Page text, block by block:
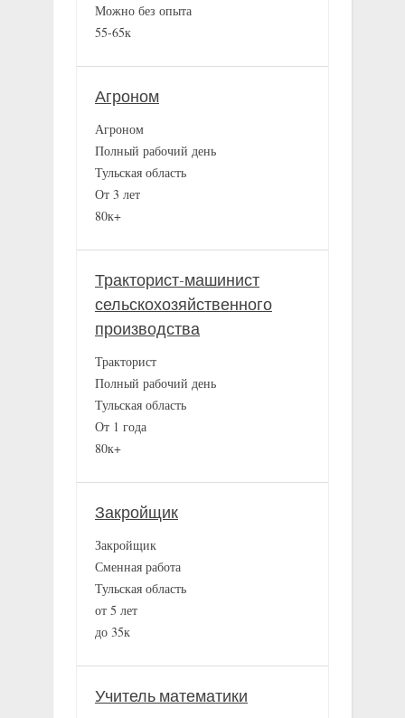
Можно без опыта
55-65к
Агроном
Агроном
Полный рабочий день
Тульская область
От 3 лет
80к+
Тракторист-машинист
сельскохозяйственного
производства
Тракторист
Полный рабочий день
Тульская область
От 1 года
80к+
Закройщик
Закройщик
Сменная работа
Тульская область
от 5 лет
до 35к
Учитель математики